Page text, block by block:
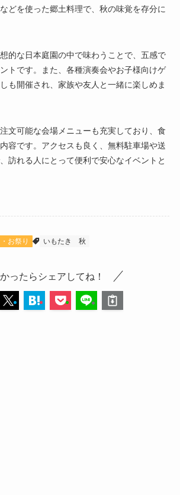
どを使った郷土料理で、秋の味覚を存分に
的な日本庭園の中で味わうことで、五感で
トです。また、各種演奏会やお子様向けゲ
も開催され、家族や友人と一緒に楽しめま
文可能な会場メニューも充実しており、食
容です。アクセスも良く、無料駐車場や送
訪れる人にとって便利で安心なイベントと
お祭り いもたき 秋
ったらシェアしてね！